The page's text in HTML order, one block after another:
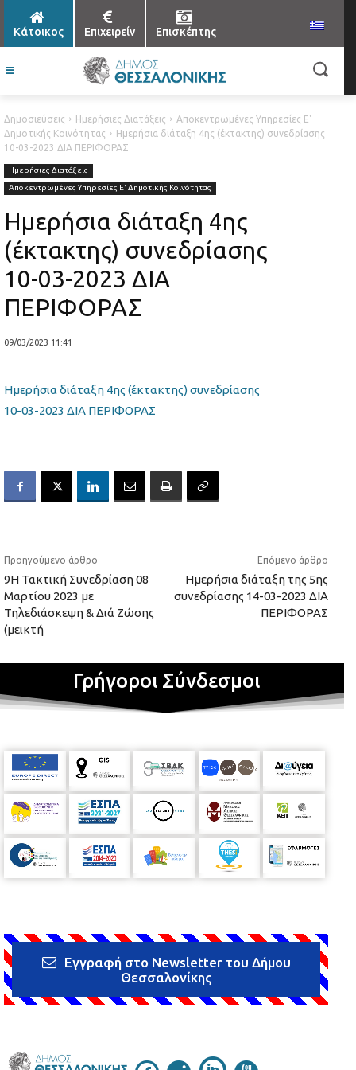
Κάτοικος Επιχειρείν Επισκέπτης
Δημοσιεύσεις Ημερήσιες Διατάξεις
Αποκεντρωμένες Υπηρεσίες Ε'
Δημοτικής Κοινότητας
Ημερήσια διάταξη 4ης (έκτακτης) συνεδρίασης
10-03-2023 ΔΙΑ ΠΕΡΙΦΟΡΑΣ
Ημερήσιες Διατάξεις
Αποκεντρωμένες Υπηρεσίες Ε' Δημοτικής Κοινότητας
Ημερήσια διάταξη 4ης
(έκτακτης) συνεδρίασης
10-03-2023 ΔΙΑ
ΠΕΡΙΦΟΡΑΣ
09/03/2023 11:41
Ημερήσια διάταξη 4ης (έκτακτης) συνεδρίασης
10-03-2023 ΔΙΑ ΠΕΡΙΦΟΡΑΣ
Προηγούμενο άρθρο
9Η Τακτική Συνεδρίαση 08
Μαρτίου 2023 με
Τηλεδιάσκεψη & Διά Ζώσης
(μεικτή
Επόμενο άρθρο
Ημερήσια διάταξη της 5ης
συνεδρίασης 14-03-2023 ΔΙΑ
ΠΕΡΙΦΟΡΑΣ
Γρήγοροι Σύνδεσμοι
Εγγραφή στο Newsletter του Δήμου
Θεσσαλονίκης